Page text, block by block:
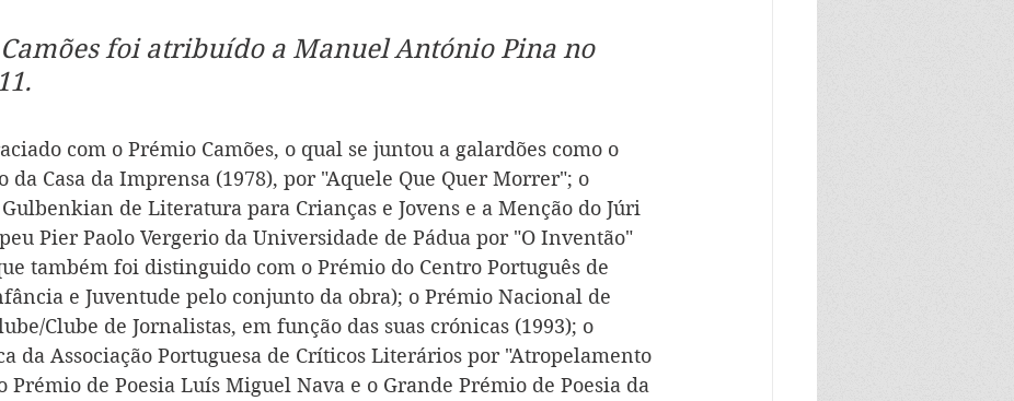
foi atribuído a Manuel António Pina no
com o Prémio Camões, o qual se juntou a galardões como o
Casa da Imprensa (1978), por "Aquele Que Quer Morrer"; o
de Literatura para Crianças e Jovens e a Menção do Júri
Pier Paolo Vergerio da Universidade de Pádua por "O Inventão"
também foi distinguido com o Prémio do Centro Português de
e Juventude pelo conjunto da obra); o Prémio Nacional de
Clube de Jornalistas, em função das suas crónicas (1993); o
da Associação Portuguesa de Críticos Literários por "Atropelamento
Prémio de Poesia Luís Miguel Nava e o Grande Prémio de Poesia da